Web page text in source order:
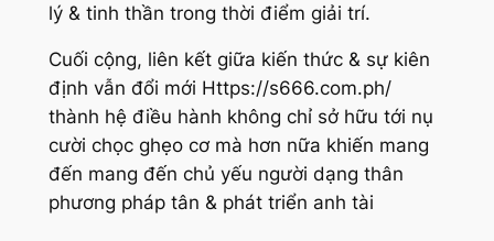
lý & tinh thần trong thời điểm giải trí.
Cuối cộng, liên kết giữa kiến thức & sự kiên
định vẫn đổi mới Https://s666.com.ph/
thành hệ điều hành không chỉ sở hữu tới nụ
cười chọc ghẹo cơ mà hơn nữa khiến mang
đến mang đến chủ yếu người dạng thân
phương pháp tân & phát triển anh tài